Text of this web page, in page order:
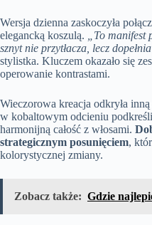
Wersja dzienna zaskoczyła
elegancką koszulą.
„To
sznyt nie przytłacza, lecz
stylistka. Kluczem okazało się
operowanie kontrastami.
Wieczorowa kreacja odkryła
w kobaltowym odcieniu
harmonijną całość z włosami.
strategicznym posunięciem,
kolorystycznej zmiany.
Zobacz także: Gdzie